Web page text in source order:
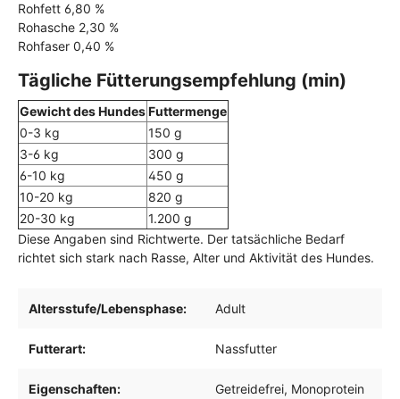
Rohfett 6,80 %
Rohasche 2,30 %
Rohfaser 0,40 %
Tägliche Fütterungsempfehlung (min)
Gewicht des HundesFuttermenge
0-3 kg
150 g
3-6 kg
300 g
6-10 kg
450 g
10-20 kg
820 g
20-30 kg
1.200 g
Diese Angaben sind Richtwerte. Der tatsächliche Bedarf
richtet sich stark nach Rasse, Alter und Aktivität des Hundes.
Altersstufe/Lebensphase: Adult
Futterart: Nassfutter
Eigenschaften: Getreidefrei, Monoprotein